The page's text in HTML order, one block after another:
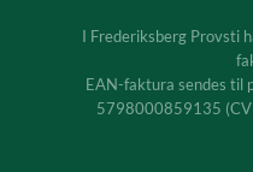
I Frederiksberg Provsti
EAN-faktura sendes til
5798000859135